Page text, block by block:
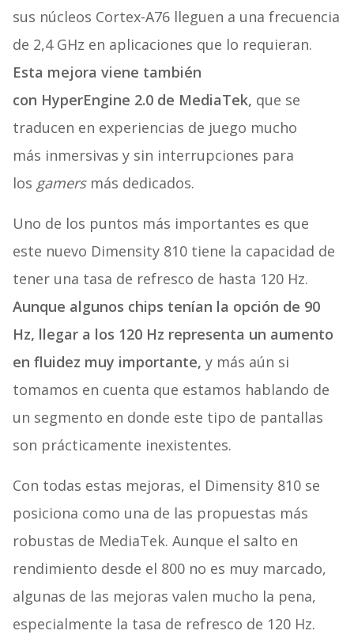
sus núcleos Cortex-A76 lleguen a una frecuencia
de 2,4 GHz en aplicaciones que lo requieran.
Esta mejora viene también
con HyperEngine 2.0 de MediaTek, que se
traducen en experiencias de juego mucho
más inmersivas y sin interrupciones para
los gamers más dedicados.
Uno de los puntos más importantes es que
este nuevo Dimensity 810 tiene la capacidad de
tener una tasa de refresco de hasta 120 Hz.
Aunque algunos chips tenían la opción de 90
Hz, llegar a los 120 Hz representa un aumento
en fluidez muy importante, y más aún si
tomamos en cuenta que estamos hablando de
un segmento en donde este tipo de pantallas
son prácticamente inexistentes.
Con todas estas mejoras, el Dimensity 810 se
posiciona como una de las propuestas más
robustas de MediaTek. Aunque el salto en
rendimiento desde el 800 no es muy marcado,
algunas de las mejoras valen mucho la pena,
especialmente la tasa de refresco de 120 Hz.